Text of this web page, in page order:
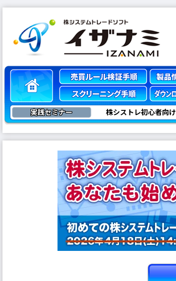
実践セミナー 株シストレ初心者向け